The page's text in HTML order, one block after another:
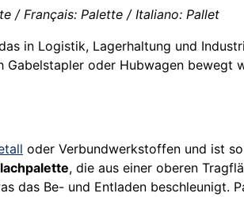
/ Français: Palette / Italiano: Pallet
in Logistik, Lagerhaltung und
oder Hubwagen
oder Verbundwerkstoffen und ist
, die aus einer oberen
das Be- und Entladen beschleunigt.